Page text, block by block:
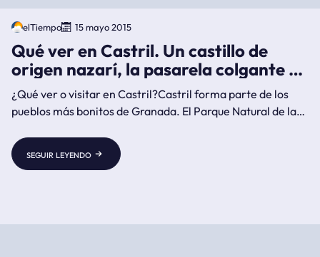
elTiempo 15 mayo 2015
Qué ver en Castril. Un castillo de
origen nazarí, la pasarela colgante y
el Parque Natural
¿Qué ver o visitar en Castril?Castril forma parte de los
pueblos más bonitos de Granada. El Parque Natural de la
origen nazarí, la Iglesia del siglo XVI o la Pasarela Colgante
sobre el río de Castril son varios de los lugares a visitar.
seguir leyendo